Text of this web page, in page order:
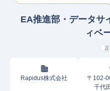
EA推進部・データサ
ィベ
Rapidus株式会社
〒102-
千代